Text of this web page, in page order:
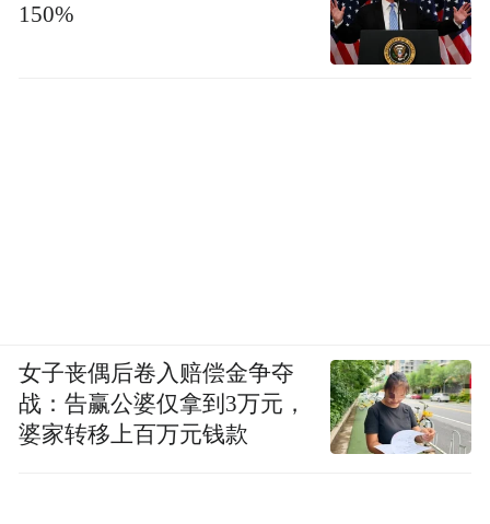
150%
女子丧偶后卷入赔偿金争夺
战：告赢公婆仅拿到3万元，
婆家转移上百万元钱款